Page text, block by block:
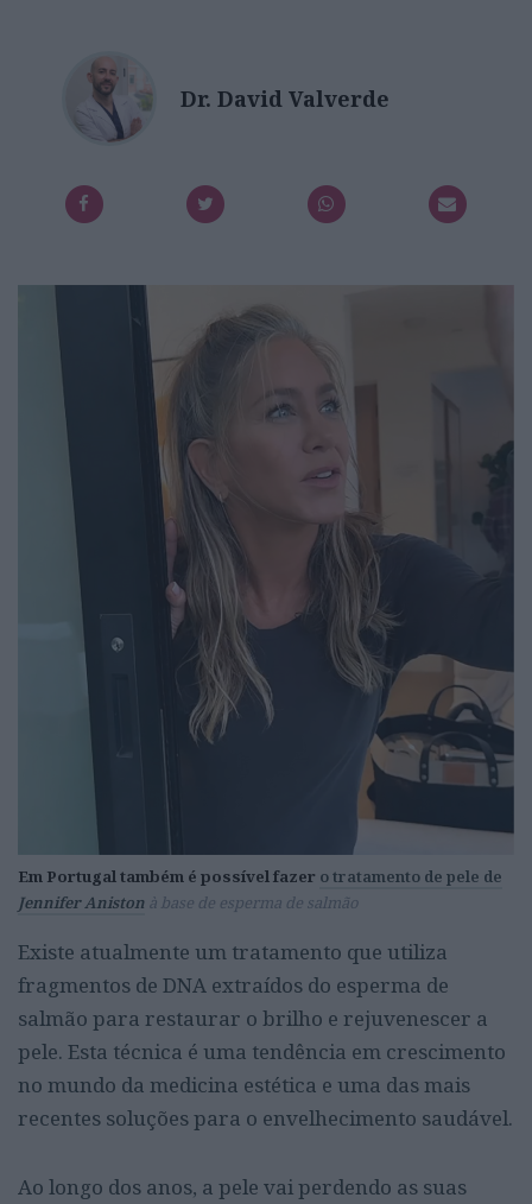
Dr. David Valverde
Em Portugal também é possível fazer o tratamento de pele de
Jennifer Aniston à base de esperma de salmão
Existe atualmente um tratamento que utiliza
fragmentos de DNA extraídos do esperma de
salmão para restaurar o brilho e rejuvenescer a
pele. Esta técnica é uma tendência em crescimento
no mundo da medicina estética e uma das mais
recentes soluções para o envelhecimento saudável.
Ao longo dos anos, a pele vai perdendo as suas